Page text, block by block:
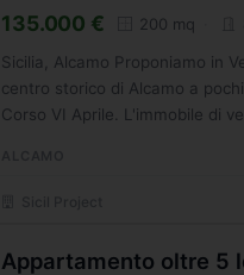
135.000 € 200 mq
Sicilia, Alcamo Proponiamo in
centro storico di Alcamo a
Corso VI Aprile. L'immobile di
Appartamento oltre 5